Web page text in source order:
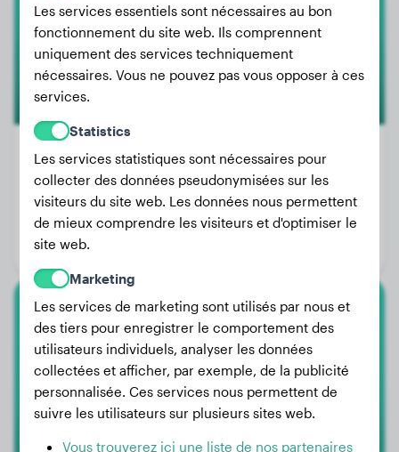
Poids:
6 kg
Âge:
4 ans, 10 mois
Genre:
Teckel
VELVET
Les services essentiels sont nécessaires au bon
fonctionnement du site web. Ils comprennent
uniquement des services techniquement
nécessaires. Vous ne pouvez pas vous opposer à ces
services.
Statistics
Les services statistiques sont nécessaires pour
collecter des données pseudonymisées sur les
visiteurs du site web. Les données nous permettent
de mieux comprendre les visiteurs et d'optimiser le
site web.
Marketing
Les services de marketing sont utilisés par nous et
des tiers pour enregistrer le comportement des
utilisateurs individuels, analyser les données
collectées et afficher, par exemple, de la publicité
personnalisée. Ces services nous permettent de
suivre les utilisateurs sur plusieurs sites web.
Vous trouverez ici une liste de nos partenaires